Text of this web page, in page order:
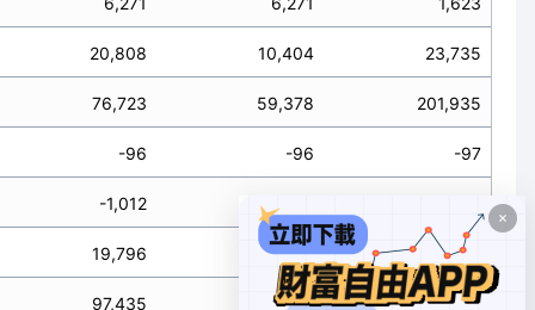
20,808 10,404 23,735
76,723 59,378 201,935
-96 -96 -97
-1,012 -3,142
19,796 7,262 無
97,435 69,686 無